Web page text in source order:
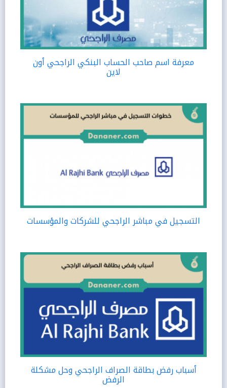
معرفة اسم صاحب الحساب البنكي الراجحي أون
لاين
التسجيل في مباشر الراجحي للشركات والمؤسسات
أسباب رفض بطاقة الصراف الراجحي وحل مشكلة
الرفض